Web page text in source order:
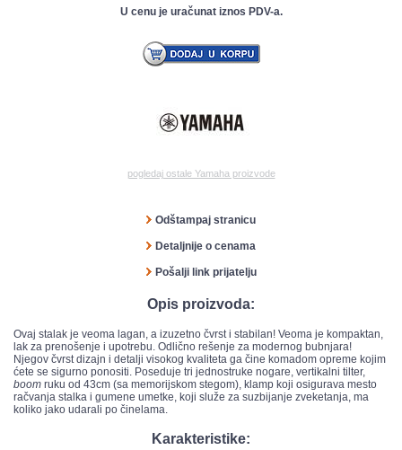
U cenu je uračunat iznos PDV-a.
pogledaj ostale Yamaha proizvode
Odštampaj stranicu
Detaljnije o cenama
Pošalji link prijatelju
Opis proizvoda:
Ovaj stalak je veoma lagan, a izuzetno čvrst i stabilan! Veoma je kompaktan,
lak za prenošenje i upotrebu. Odlično rešenje za modernog bubnjara!
Njegov čvrst dizajn i detalji visokog kvaliteta ga čine komadom opreme kojim
ćete se sigurno ponositi. Poseduje tri jednostruke nogare, vertikalni tilter,
boom ruku od 43cm (sa memorijskom stegom), klamp koji osigurava mesto
račvanja stalka i gumene umetke, koji služe za suzbijanje zveketanja, ma
koliko jako udarali po činelama.
Karakteristike: